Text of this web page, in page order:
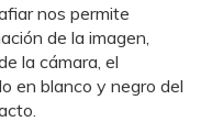
nos permite
de la imagen,
la cámara, el
en blanco y negro del